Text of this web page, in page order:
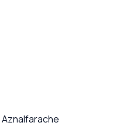
Aznalfarache